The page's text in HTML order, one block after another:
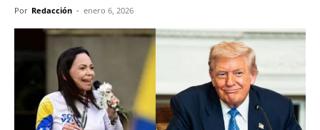
Por Redacción - enero 6, 2026